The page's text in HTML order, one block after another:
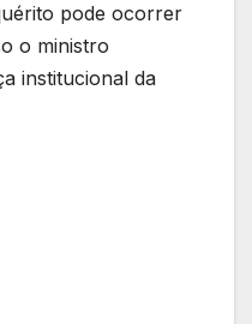
pode ocorrer
o ministro
institucional da